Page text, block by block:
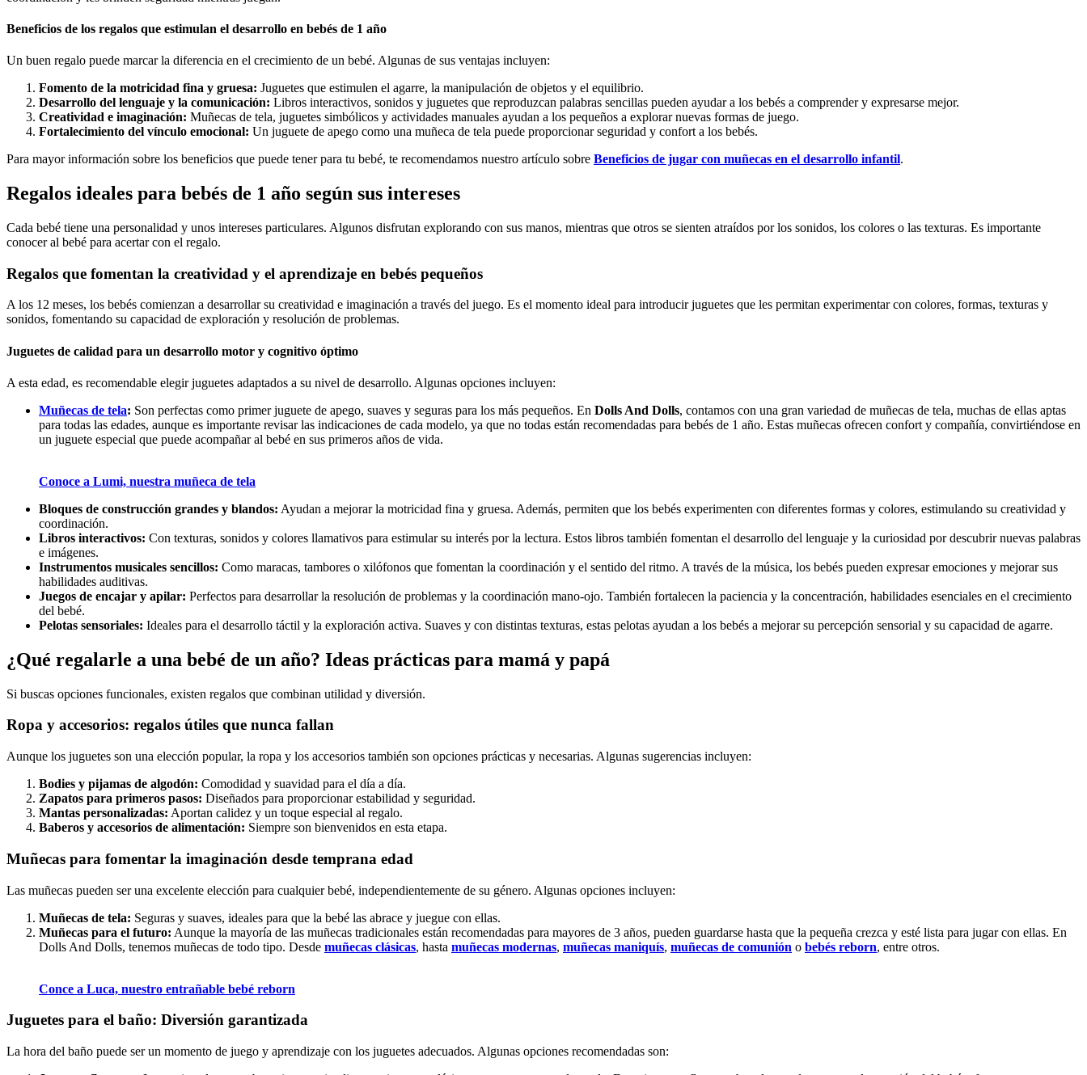
Beneficios de los regalos que estimulan el desarrollo en bebés de 1 año
Un buen regalo puede marcar la diferencia en el crecimiento de un bebé. Algunas de sus ventajas incluyen:
Fomento de la motricidad fina y gruesa: Juguetes que estimulen el agarre, la manipulación de objetos y el equilibrio.
Desarrollo del lenguaje y la comunicación: Libros interactivos, sonidos y juguetes que reproduzcan palabras sencillas pueden ayudar a los bebés a comprender y expresarse mejor.
Creatividad e imaginación: Muñecas de tela, juguetes simbólicos y actividades manuales ayudan a los pequeños a explorar nuevas formas de juego.
Fortalecimiento del vínculo emocional: Un juguete de apego como una muñeca de tela puede proporcionar seguridad y confort a los bebés.
Para mayor información sobre los beneficios que puede tener para tu bebé, te recomendamos nuestro artículo sobre Beneficios de jugar con muñecas en el desarrollo infantil.
Regalos ideales para bebés de 1 año según sus intereses
Cada bebé tiene una personalidad y unos intereses particulares. Algunos disfrutan explorando con sus manos, mientras que otros se sienten atraídos por los sonidos, los colores o las texturas. Es importante
conocer al bebé para acertar con el regalo.
Regalos que fomentan la creatividad y el aprendizaje en bebés pequeños
A los 12 meses, los bebés comienzan a desarrollar su creatividad e imaginación a través del juego. Es el momento ideal para introducir juguetes que les permitan experimentar con colores, formas, texturas y
sonidos, fomentando su capacidad de exploración y resolución de problemas.
Juguetes de calidad para un desarrollo motor y cognitivo óptimo
A esta edad, es recomendable elegir juguetes adaptados a su nivel de desarrollo. Algunas opciones incluyen:
Muñecas de tela: Son perfectas como primer juguete de apego, suaves y seguras para los más pequeños. En Dolls And Dolls, contamos con una gran variedad de muñecas de tela, muchas de ellas aptas
para todas las edades, aunque es importante revisar las indicaciones de cada modelo, ya que no todas están recomendadas para bebés de 1 año. Estas muñecas ofrecen confort y compañía, convirtiéndose en
un juguete especial que puede acompañar al bebé en sus primeros años de vida.
Conoce a Lumi, nuestra muñeca de tela
Bloques de construcción grandes y blandos: Ayudan a mejorar la motricidad fina y gruesa. Además, permiten que los bebés experimenten con diferentes formas y colores, estimulando su creatividad y
coordinación.
Libros interactivos: Con texturas, sonidos y colores llamativos para estimular su interés por la lectura. Estos libros también fomentan el desarrollo del lenguaje y la curiosidad por descubrir nuevas palabras
e imágenes.
Instrumentos musicales sencillos: Como maracas, tambores o xilófonos que fomentan la coordinación y el sentido del ritmo. A través de la música, los bebés pueden expresar emociones y mejorar sus
habilidades auditivas.
Juegos de encajar y apilar: Perfectos para desarrollar la resolución de problemas y la coordinación mano-ojo. También fortalecen la paciencia y la concentración, habilidades esenciales en el crecimiento
del bebé.
Pelotas sensoriales: Ideales para el desarrollo táctil y la exploración activa. Suaves y con distintas texturas, estas pelotas ayudan a los bebés a mejorar su percepción sensorial y su capacidad de agarre.
¿Qué regalarle a una bebé de un año? Ideas prácticas para mamá y papá
Si buscas opciones funcionales, existen regalos que combinan utilidad y diversión.
Ropa y accesorios: regalos útiles que nunca fallan
Aunque los juguetes son una elección popular, la ropa y los accesorios también son opciones prácticas y necesarias. Algunas sugerencias incluyen:
Bodies y pijamas de algodón: Comodidad y suavidad para el día a día.
Zapatos para primeros pasos: Diseñados para proporcionar estabilidad y seguridad.
Mantas personalizadas: Aportan calidez y un toque especial al regalo.
Baberos y accesorios de alimentación: Siempre son bienvenidos en esta etapa.
Muñecas para fomentar la imaginación desde temprana edad
Las muñecas pueden ser una excelente elección para cualquier bebé, independientemente de su género. Algunas opciones incluyen:
Muñecas de tela: Seguras y suaves, ideales para que la bebé las abrace y juegue con ellas.
Muñecas para el futuro: Aunque la mayoría de las muñecas tradicionales están recomendadas para mayores de 3 años, pueden guardarse hasta que la pequeña crezca y esté lista para jugar con ellas. En
Dolls And Dolls, tenemos muñecas de todo tipo. Desde muñecas clásicas, hasta muñecas modernas, muñecas maniquís, muñecas de comunión o bebés reborn, entre otros.
Conce a Luca, nuestro entrañable bebé reborn
Juguetes para el baño: Diversión garantizada
La hora del baño puede ser un momento de juego y aprendizaje con los juguetes adecuados. Algunas opciones recomendadas son: